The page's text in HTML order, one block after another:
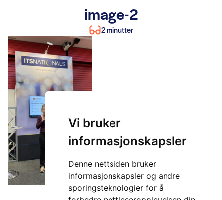
Vi bruker
informasjonskapsler
Denne nettsiden bruker
informasjonskapsler og andre
sporingsteknologier for å
image-2
2 minutter